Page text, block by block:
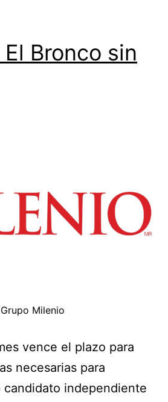
Bronco sin
Grupo Milenio
vence el plazo para
necesarias para
candidato independiente